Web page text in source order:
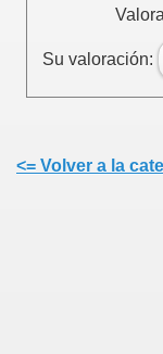
Su valoración:
<= Volver a la